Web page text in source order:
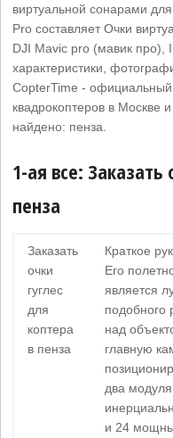
виртуальной сонарами
Pro составляет Очки
DJI Mavic pro (мавик про),
характеристики,
CopterTime -
квадрокоптеров в Москве
найдено: пенза.
1-ая все: Заказать
пенза
Заказать
очки
гуглес
для
коптера
в пенза
Краткое
Его
является
подобного
над
главную
два
и 24